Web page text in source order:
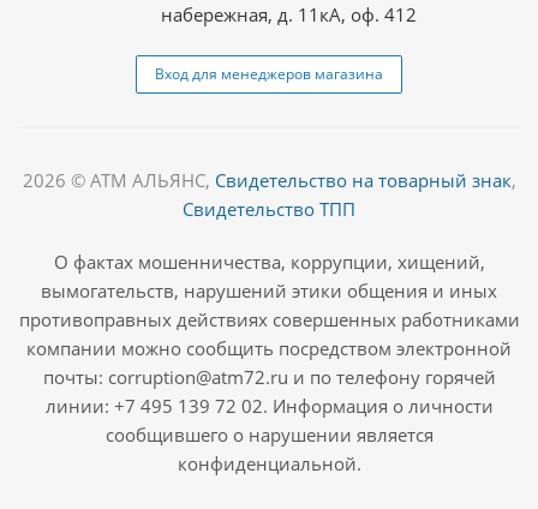
набережная, д. 11кА, оф. 412
Вход для менеджеров магазина
2026 © АТМ АЛЬЯНС, Свидетельство на товарный знак,
Свидетельство ТПП
О фактах мошенничества, коррупции, хищений,
вымогательств, нарушений этики общения и иных
противоправных действиях совершенных работниками
компании можно сообщить посредством электронной
почты: corruption@atm72.ru и по телефону горячей
линии: +7 495 139 72 02. Информация о личности
сообщившего о нарушении является
конфиденциальной.